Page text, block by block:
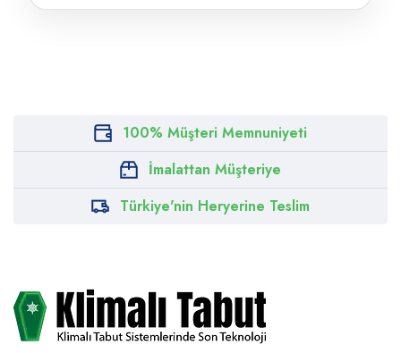
100% Müşteri Memnuniyeti
İmalattan Müşteriye
Türkiye'nin Heryerine Teslim